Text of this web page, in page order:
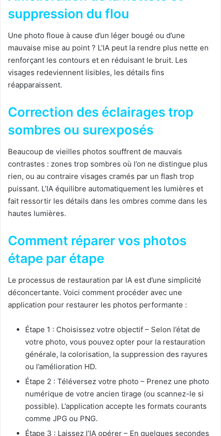
suppression du flou
Une photo floue à cause d’un léger bougé ou d’une
mauvaise mise au point ? L’IA peut la rendre plus nette en
renforçant les contours et en réduisant le bruit. Les
visages redeviennent lisibles, les détails fins
réapparaissent.
Correction des éclairages trop
sombres ou surexposés
Beaucoup de vieilles photos souffrent de mauvais
contrastes : zones trop sombres où l’on ne distingue plus
rien, ou au contraire visages cramés par un flash trop
puissant. L’IA équilibre automatiquement les lumières et
fait ressortir les détails dans les ombres comme dans les
hautes lumières.
Comment réparer vos photos
étape par étape
Le processus de restauration par IA est d’une simplicité
déconcertante. Voici comment procéder avec une
application pour restaurer les photos performante :
Étape 1 : Choisissez votre objectif – Selon l’état de
votre photo, vous pouvez opter pour la restauration
générale, la colorisation, la suppression des rayures
ou l’amélioration HD.
Étape 2 : Téléversez votre photo – Prenez une photo
numérique de votre ancien tirage (ou scannez-le si
possible). L’application accepte les formats courants
comme JPG ou PNG.
Étape 3 : Laissez l’IA opérer – En quelques secondes